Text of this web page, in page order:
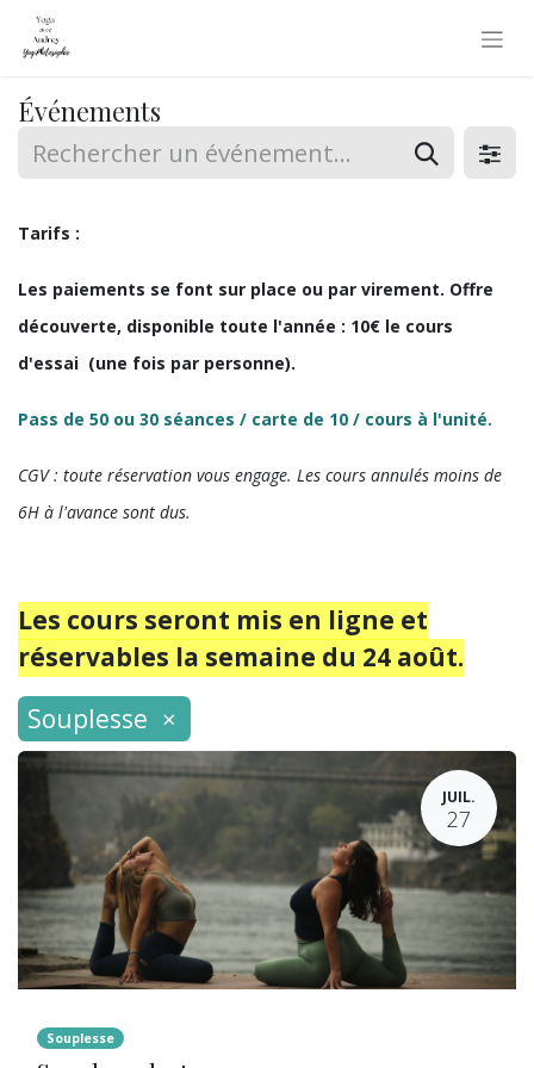
Événements
Tarifs :
Les paiements se font sur place ou par virement. Offre
découverte, disponible toute l'année : 10€ le cours
d'essai (une fois par personne).
Pass de 50 ou 30 séances / carte de 10 / cours à l'unité.
CGV : toute réservation vous engage. Les cours annulés moins de
6H à l'avance sont dus.
Les cours seront mis en ligne et
réservables la semaine du 24 août.
Souplesse ×
JUIL.
27
Souplesse